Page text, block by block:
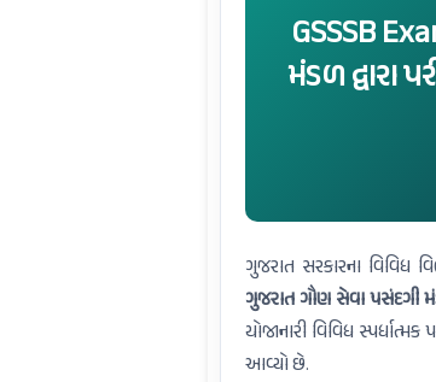
GSSSB
મંડળ દ્વારા
ગુજરાત સરકારના વિવિધ
ગુજરાત ગૌણ સેવા પસંદગી
યોજાનારી વિવિધ
આવ્યો છે.